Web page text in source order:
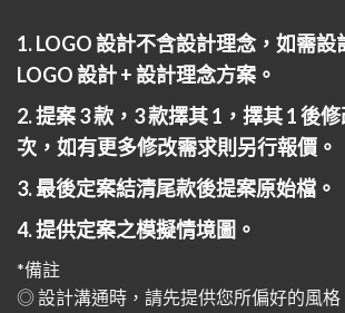
1. LOGO 設計不含設計理念，如需設
LOGO 設計 + 設計理念方案。
2. 提案 3 款，3 款擇其 1，擇其 1 後
次，如有更多修改需求則另行報價。
3. 最後定案結清尾款後提案原始檔。
4. 提供定案之模擬情境圖。
*備註
◎ 設計溝通時，請先提供您所偏好的風格